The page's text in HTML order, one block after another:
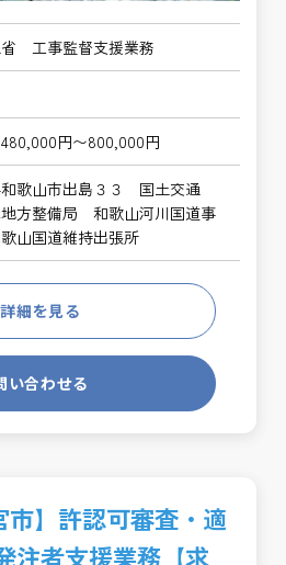
工事監督支援業務
480,000円〜800,000円
歌山市出島３３ 国土交通
方整備局 和歌山河川国道事
山国道維持出張所
詳細を見る
い合わせる
市】許認可審査・適
注者支援業務【求